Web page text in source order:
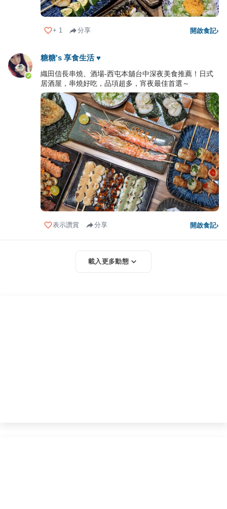
+ 1 分享 開啟食記›
糖糖's 享食生活 ♥
織田信長串燒、酒場-西屯本舖台中深夜美食推薦！日式
居酒屋，串燒好吃，品項超多，宵夜最佳首選～
表示讚賞 分享 開啟食記›
載入更多動態